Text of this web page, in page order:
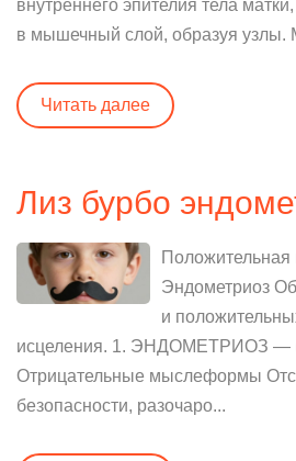
внутреннего эпителия тела
в мышечный слой, образуя
Читать далее
Лиз бурбо
Эндометриоз
и
исцеления. 1. ЭНДОМЕТРИОЗ —
Отрицательные мыслеформы
безопасности, разочаро...